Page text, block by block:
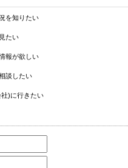
を知りたい
たい
報が欲しい
談したい
)に行きたい